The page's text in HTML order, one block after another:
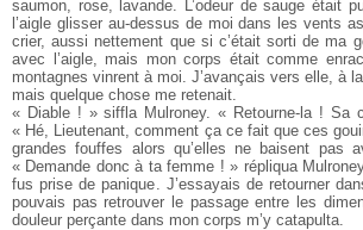
saumon, rose, lavande. L’odeur de sauge était
l’aigle glisser au-dessus de moi dans les vents
crier, aussi nettement que si c’était sorti de ma
avec l’aigle, mais mon corps était comme
montagnes vinrent à moi. J’avançais vers elle, à
mais quelque chose me retenait.
« Diable ! » siffla Mulroney. « Retourne-la ! Sa
« Hé, Lieutenant, comment ça ce fait que ces
grandes fouffes alors qu’elles ne baisent pas
« Demande donc à ta femme ! » répliqua
fus prise de panique. J’essayais de retourner
pouvais pas retrouver le passage entre les
douleur perçante dans mon corps m’y catapulta.